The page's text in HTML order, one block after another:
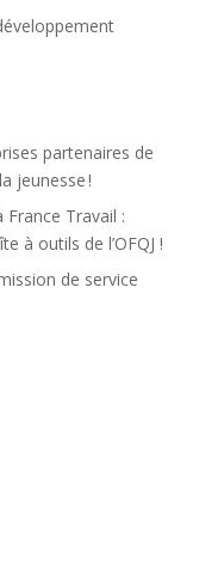
partenaires de
jeunesse !
France Travail :
à outils de l’OFQJ !
de service